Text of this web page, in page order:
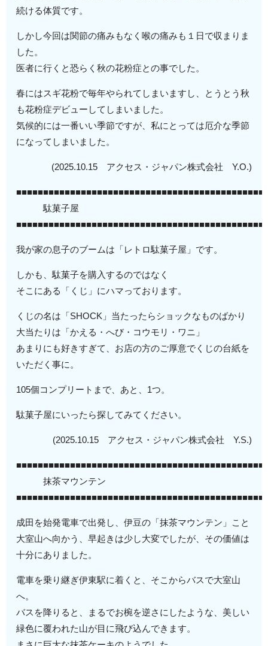
続ける体質です。
しかし今回は関節の痛みもなく喉の痛みも１日で収まりま
した。
医者に行くと恐らく秋の花粉症との事でした。
春にはスギ花粉で毎年やられてしまいますし、とうとう秋
も花粉症デビューしてしまいました。
気候的には一番いい季節ですが、私にとっては厄介な季節
になってしまいました。
(2025.10.15 アクセス・ジャパン株式会社 Y.O.)
■■■■■■■■■■■■■■■■■■■■■■■■■■■■■■■■■■■■■■■■■■■■■■
駄菓子屋
■■■■■■■■■■■■■■■■■■■■■■■■■■■■■■■■■■■■■■■■■■■■■■
我が家の息子のブームは「レトロ駄菓子屋」です。
しかも、駄菓子を購入するのではなく
そこにある「くじ」にハマっております。
くじの名は「SHOCK」当たったらショックなものばかり
大当たりは「かえる・へび・コウモリ・ワニ」
あまりにも好きすぎて、お店の方のご厚意でくじの台紙を
いただく事に。
105個コンプリートまで、あと、1つ。
駄菓子屋にいったら探してみてください。
(2025.10.15 アクセス・ジャパン株式会社 Y.S.)
■■■■■■■■■■■■■■■■■■■■■■■■■■■■■■■■■■■■■■■■■■■■■■
抹茶マウンテン
■■■■■■■■■■■■■■■■■■■■■■■■■■■■■■■■■■■■■■■■■■■■■■
成田を始発電車で出発し、伊豆の「抹茶マウンテン」こと
大室山へ向かう、早起きは少し大変でしたが、その価値は
十分にありました。
電車を乗り継ぎ伊東駅に着くと、そこからバスで大室山
へ。
バスを降りると、まるでお椀を逆さにしたような、美しい
緑色に覆われた山が目に飛び込んできます。